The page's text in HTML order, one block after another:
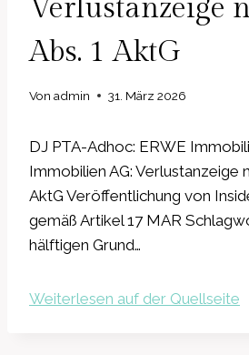
Verlustanzeige
Abs. 1 AktG
Von admin 31. März 2026
DJ PTA-Adhoc: ERWE
Immobilien AG: Verlustanzeige
AktG Veröffentlichung von
gemäß Artikel 17 MAR
hälftigen Grund…
Weiterlesen auf der Quellseite